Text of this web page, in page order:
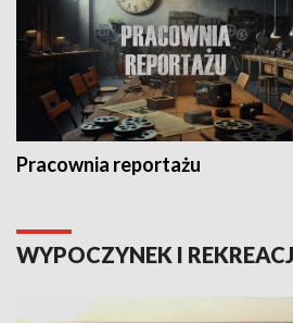
Pracownia reportażu
WYPOCZYNEK I